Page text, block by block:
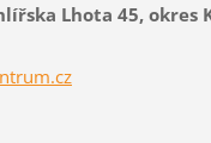
Lhota 45, okres
cz